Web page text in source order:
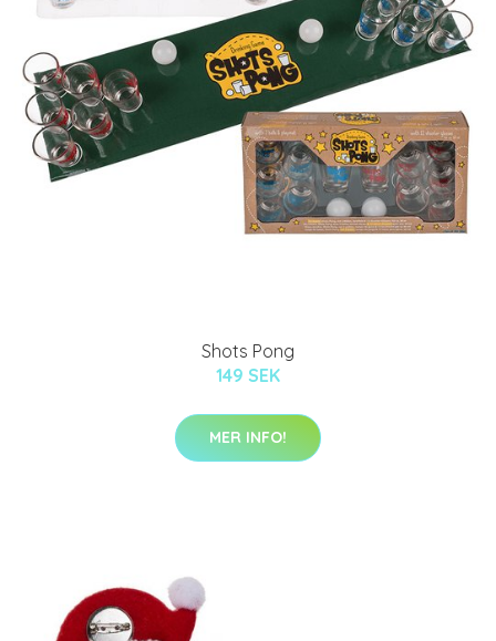
Shots Pong
149 SEK
MER INFO!